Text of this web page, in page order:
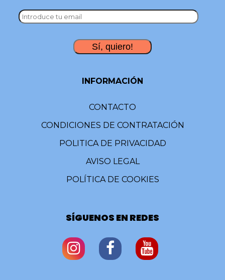
INFORMACIÓN
CONTACTO
CONDICIONES DE CONTRATACIÓN
POLITICA DE PRIVACIDAD
AVISO LEGAL
POLÍTICA DE COOKIES
SÍGUENOS EN REDES